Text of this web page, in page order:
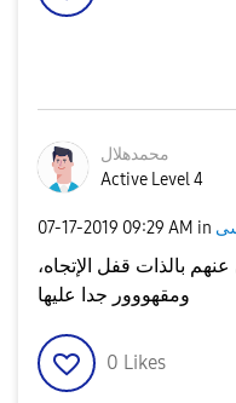
محمدهلال
Active Level 4
‎07-17-2019 09:29 AM in
بالذات قفل الإتجاه،
ومقهووور جدا عليها
0 Likes